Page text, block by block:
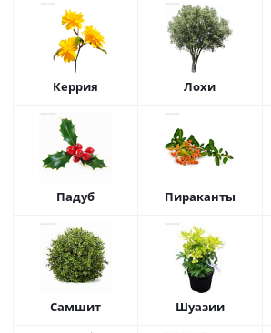
Керрия Лохи
Падуб Пираканты
Самшит Шуазии